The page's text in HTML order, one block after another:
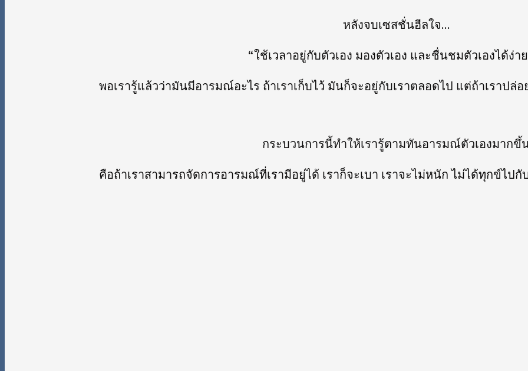
หลังจบเซสชั่นฮีลใจ…
“ใช้เวลาอยู่กับตัวเอง มองตัวเอง และชื่นชมตัวเองได้ง่า
พอเรารู้แล้วว่ามันมีอารมณ์อะไร ถ้าเราเก็บไว้ มันก็จะอยู่กับเราตลอดไป แต่ถ้าเราปล่
กระบวนการนี้ทำให้เรารู้ตามทันอารมณ์ตัวเองมากขึ้
คือถ้าเราสามารถจัดการอารมณ์ที่เรามีอยู่ได้ เราก็จะเบา เราจะไม่หนัก ไม่ได้ทุกข์ไ